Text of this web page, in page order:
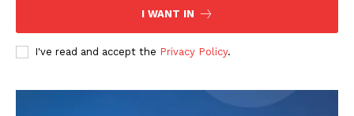
I WANT IN
I've read and accept the Privacy Policy.